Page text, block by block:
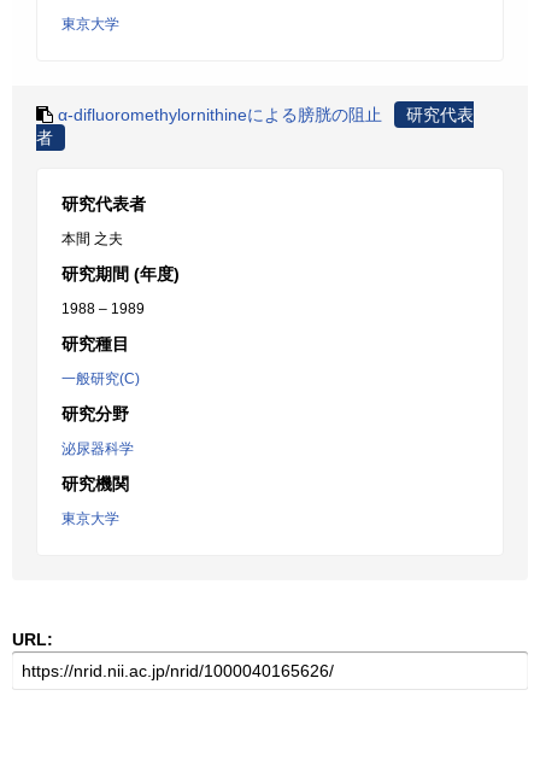
東京大学
α-difluoromethylornithineによる膀胱の阻止
研究代表
者
研究代表者
本間 之夫
研究期間 (年度)
1988 – 1989
研究種目
一般研究(C)
研究分野
泌尿器科学
研究機関
東京大学
URL: